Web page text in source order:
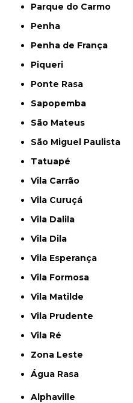
Parque do Carmo
Penha
Penha de França
Piqueri
Ponte Rasa
Sapopemba
São Mateus
São Miguel Paulista
Tatuapé
Vila Carrão
Vila Curuçá
Vila Dalila
Vila Dila
Vila Esperança
Vila Formosa
Vila Matilde
Vila Prudente
Vila Ré
Zona Leste
Água Rasa
Alphaville